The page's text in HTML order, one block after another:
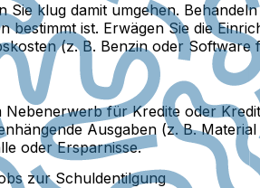
klug damit umgehen.
ist. Erwägen Sie die
(z. B. Benzin oder
Nebenerwerb für Kredite oder
Ausgaben (z. B.
oder Ersparnisse.
zur Schuldentilgung